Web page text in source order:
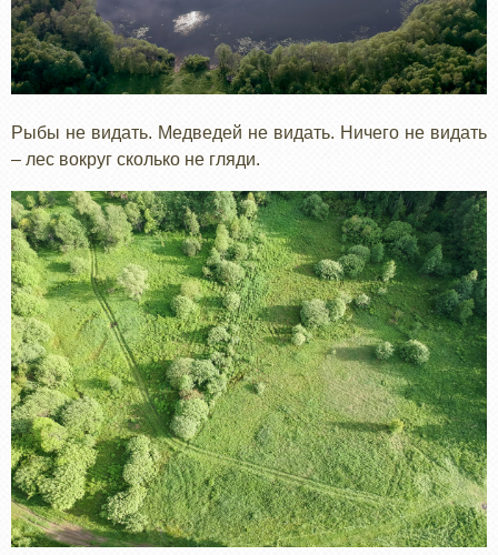
Рыбы не видать. Медведей не видать. Ничего не видать
– лес вокруг сколько не гляди.